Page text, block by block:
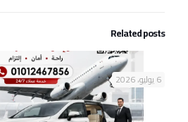
Related posts
6 يوليو، 2026